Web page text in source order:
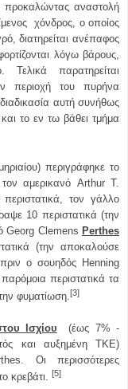
προκαλώντας αναστολή
χόνδρος, ο οποίος
διατηρείται ανέπαφος
λόγω βάρους,
παρατηρείται
περιοχή του πυρήνα
αυτή συνήθως
το εν τω βάθει τμήμα
περιγράφηκε το
αμερικανό Arthur T.
τον γάλλο
10 περιστατικά (την
Georg Clemens Perthes
(την αποκαλούσε
ο σουηδός Henning
περιστατικά τα
φυματίωση. [3]
Ισχίου (έως 7% -
και αυξημένη ΤΚΕ)
Οι περισσότερες
κρεβάτι. [5]